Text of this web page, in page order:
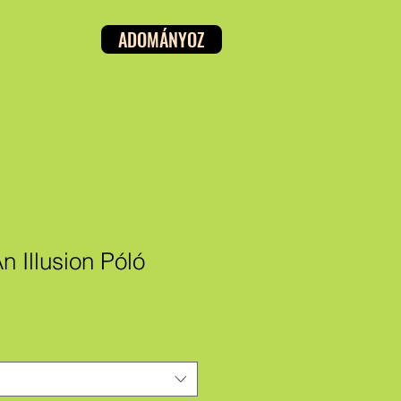
ADOMÁNYOZ
Illusion Póló